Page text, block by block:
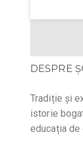
DESPRE
Tradiție și
istorie
educația de